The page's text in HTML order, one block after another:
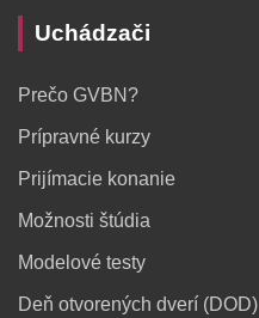
Uchádzači
Prečo GVBN?
Prípravné kurzy
Prijímacie konanie
Možnosti štúdia
Modelové testy
Deň otvorených dverí (DOD)